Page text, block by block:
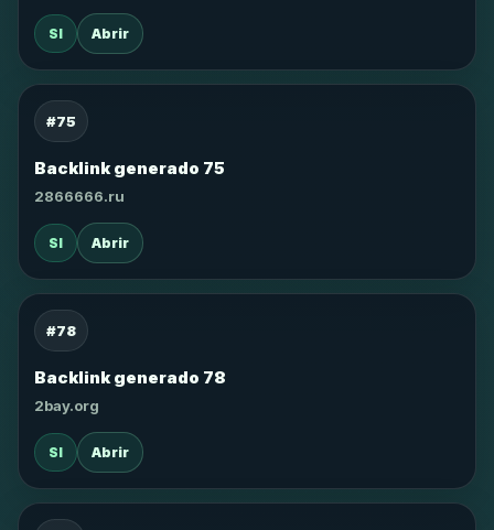
SI Abrir
#75
Backlink generado 75
2866666.ru
SI Abrir
#78
Backlink generado 78
2bay.org
SI Abrir